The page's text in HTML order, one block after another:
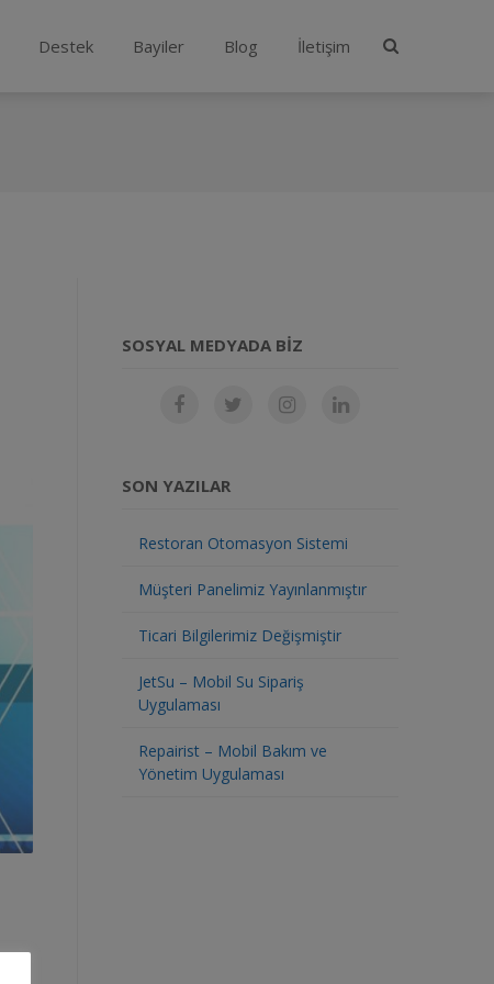
Destek Bayiler Blog İletişim
SOSYAL MEDYADA BIZ
SON YAZILAR
Restoran Otomasyon Sistemi
Müşteri Panelimiz Yayınlanmıştır
Ticari Bilgilerimiz Değişmiştir
JetSu – Mobil Su Sipariş
Uygulaması
Repairist – Mobil Bakım ve
Yönetim Uygulaması